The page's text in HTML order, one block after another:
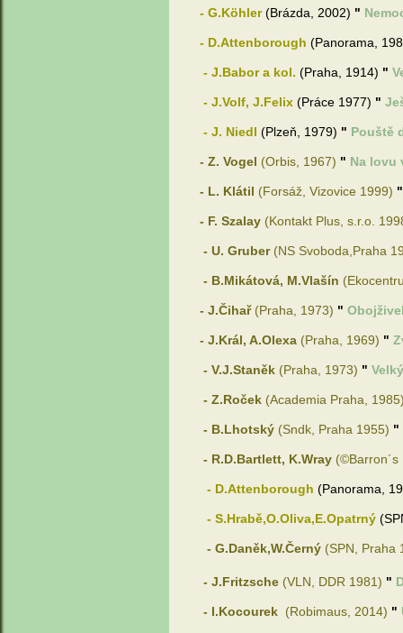
- G.Köhler(Brázda, 2002) "
- D.Attenborough (Panorama,
- J.Babor a kol. (Praha, 1914) "
- J.Volf, J.Felix (Práce 1977) "
- J. Niedl (Plzeň, 1979) " Pouště
- Z. Vogel (Orbis, 1967) " Na lovu
- L. Klátil (Forsáž, Vizovice 1999)
- F. Szalay (Kontakt Plus, s.r.o.
- U. Gruber (NS Svoboda,Praha
- B.Mikátová, M.Vlašín
- J.Čihař(Praha, 1973) "
- J.Král, A.Olexa (Praha, 1969) "
- V.J.Staněk (Praha, 1973) "
- Z.Roček (Academia Praha,
- B.Lhotský (Sndk, Praha 1955) "
- R.D.Bartlett, K.Wray
- D.Attenborough (Panorama,
- S.Hrabě,O.Oliva,E.Opatrný
- G.Daněk,W.Černý (SPN, Praha
- J.Fritzsche (VLN, DDR 1981) "
- I.Kocourek (Robimaus, 2014) "